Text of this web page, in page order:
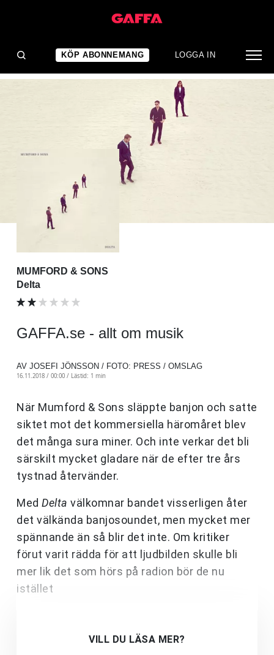
KÖP ABONNEMANG LOGGA IN
ALBUMRECENSION
En utdragen snoozefest
MUMFORD & SONS
Delta
GAFFA.se - allt om musik
AV JOSEFI JÖNSSON / FOTO: PRESS / OMSLAG
16.11.2018 / 00:00 / Lästid: 1 min
När Mumford & Sons släppte banjon och satte
siktet mot det kommersiella häromåret blev
det många sura miner. Och inte verkar det bli
särskilt mycket gladare när de efter tre års
tystnad återvänder.
Med Delta välkomnar bandet visserligen åter
det välkända banjosoundet, men mycket mer
spännande än så blir det inte. Om kritiker
förut varit rädda för att ljudbilden skulle bli
mer lik det som hörs på radion bör de nu
istället
VILL DU LÄSA MER?